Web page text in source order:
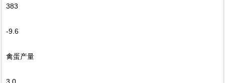
383
-9.6
禽蛋产量